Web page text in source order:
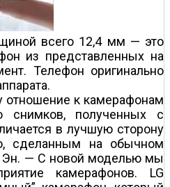
всего 12,4 мм — это
из представленных на
Телефон оригинально
отношение к камерафонам
снимков, полученных с
в лучшую сторону
сделанным на обычном
Эн. — С новой моделью мы
камерафонов. LG